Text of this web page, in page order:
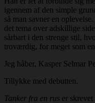
igennem af den simple
så man savner en
det tema over adskillige
sårbart i den strenge stil,
troværdig, for meget som
Jeg håber, Kasper Selmar
Tillykke med debutten.
Tanker fra en rus er